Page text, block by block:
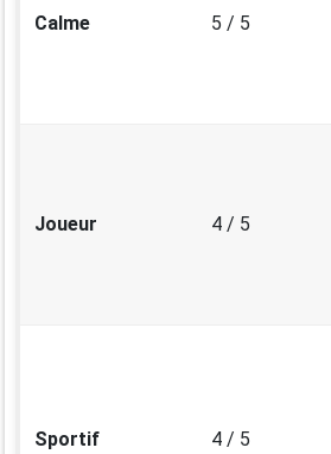
Calme 5 / 5
Joueur 4 / 5
Sportif 4 / 5